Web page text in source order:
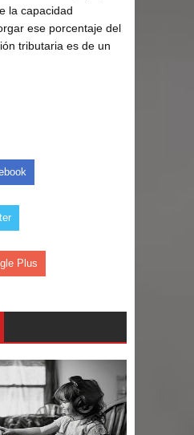
la capacidad
ese porcentaje del
tributaria es de un
Plus